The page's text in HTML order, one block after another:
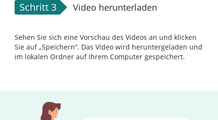
Schritt 3 Video herunterladen
Sehen Sie sich eine Vorschau des Videos an und klicken
Sie auf „Speichern“. Das Video wird heruntergeladen und
im lokalen Ordner auf Ihrem Computer gespeichert.